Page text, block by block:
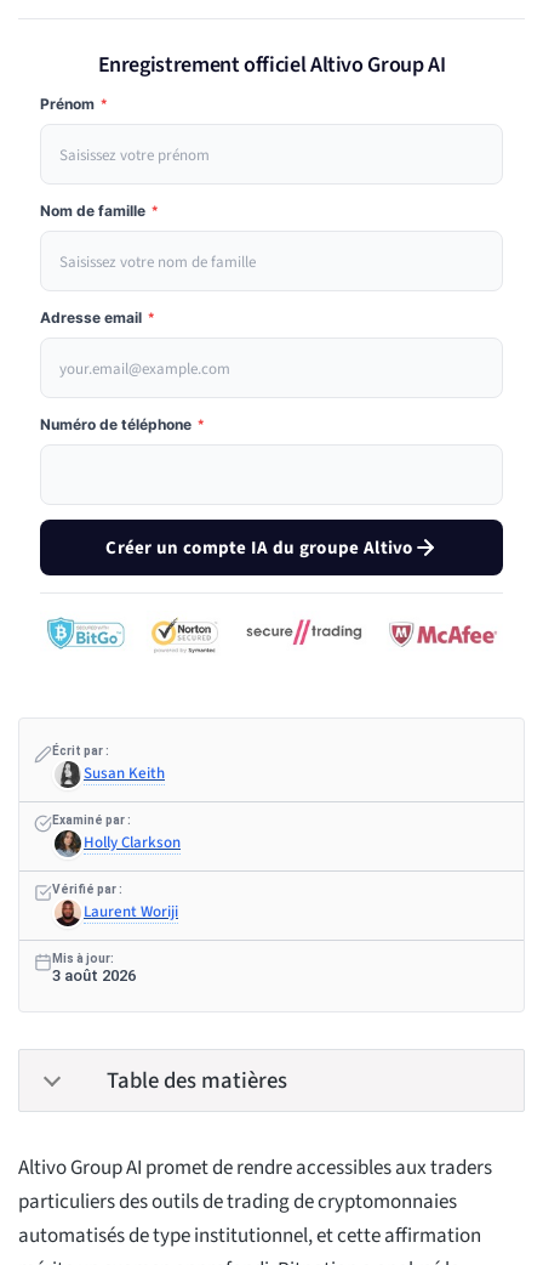
Enregistrement officiel Altivo Group AI
Prénom *
Nom de famille *
Adresse email *
Numéro de téléphone *
Créer un compte IA du groupe Altivo
Écrit par :
Susan Keith
Examiné par :
Holly Clarkson
Vérifié par :
Laurent Woriji
Mis à jour:
3 août 2026
Table des matières
Altivo Group AI promet de rendre accessibles aux traders
particuliers des outils de trading de cryptomonnaies
automatisés de type institutionnel, et cette affirmation